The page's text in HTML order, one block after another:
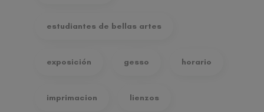
estudiantes de bellas artes
exposición gesso horario
imprimacion lienzos